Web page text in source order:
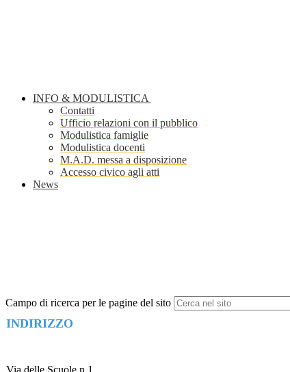
INFO & MODULISTICA
Contatti
Ufficio relazioni con il pubblico
Modulistica famiglie
Modulistica docenti
M.A.D. messa a disposizione
Accesso civico agli atti
News
Campo di ricerca per le pagine del sito
INDIRIZZO